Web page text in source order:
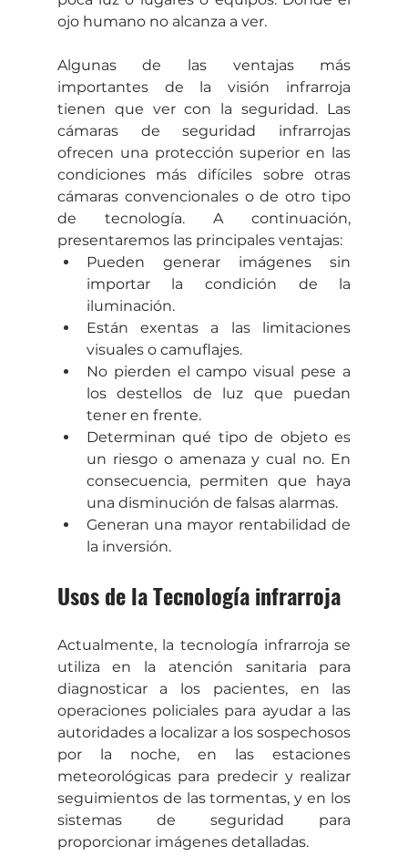
ojo humano no alcanza a ver.
Algunas de las ventajas más
importantes de la visión infrarroja
tienen que ver con la seguridad. Las
cámaras de seguridad infrarrojas
ofrecen una protección superior en las
condiciones más difíciles sobre otras
cámaras convencionales o de otro tipo
de tecnología. A continuación,
presentaremos las principales ventajas:
Pueden generar imágenes sin
importar la condición de la
iluminación.
Están exentas a las limitaciones
visuales o camuflajes.
No pierden el campo visual pese a
los destellos de luz que puedan
tener en frente.
Determinan qué tipo de objeto es
un riesgo o amenaza y cual no. En
consecuencia, permiten que haya
una disminución de falsas alarmas.
Generan una mayor rentabilidad de
la inversión.
Usos de la Tecnología infrarroja
Actualmente, la tecnología infrarroja se
utiliza en la atención sanitaria para
diagnosticar a los pacientes, en las
operaciones policiales para ayudar a las
autoridades a localizar a los sospechosos
por la noche, en las estaciones
meteorológicas para predecir y realizar
seguimientos de las tormentas, y en los
sistemas de seguridad para
proporcionar imágenes detalladas.